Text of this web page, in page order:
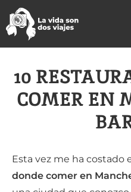
10
COMER EN
Esta vez me ha costado
donde comer en